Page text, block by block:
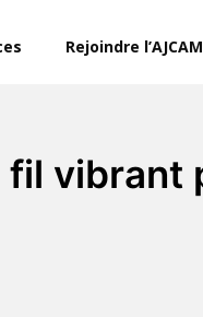
Rejoindre l’AJCAM
vibrant